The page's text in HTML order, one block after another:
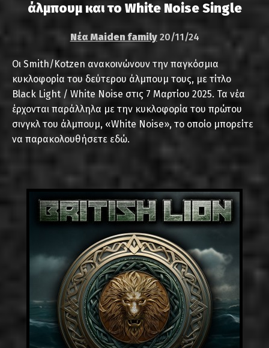
άλμπουμ και το White Noise Single
Νέα Maiden family 20/11/24
Οι Smith/Kotzen ανακοινώνουν την παγκόσμια
κυκλοφορία του δεύτερου άλμπουμ τους, με τίτλο
Black Light / White Noise στις 7 Μαρτίου 2025. Τα νέα
έρχονται παράλληλα με την κυκλοφορία του πρώτου
σινγκλ του άλμπουμ, «White Noise», το οποίο μπορείτε
να παρακολουθήσετε εδώ.